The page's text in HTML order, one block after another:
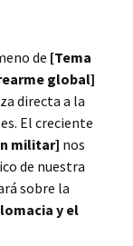
de [Tema
global]
directa a la
El creciente
militar] nos
de nuestra
sobre la
y el